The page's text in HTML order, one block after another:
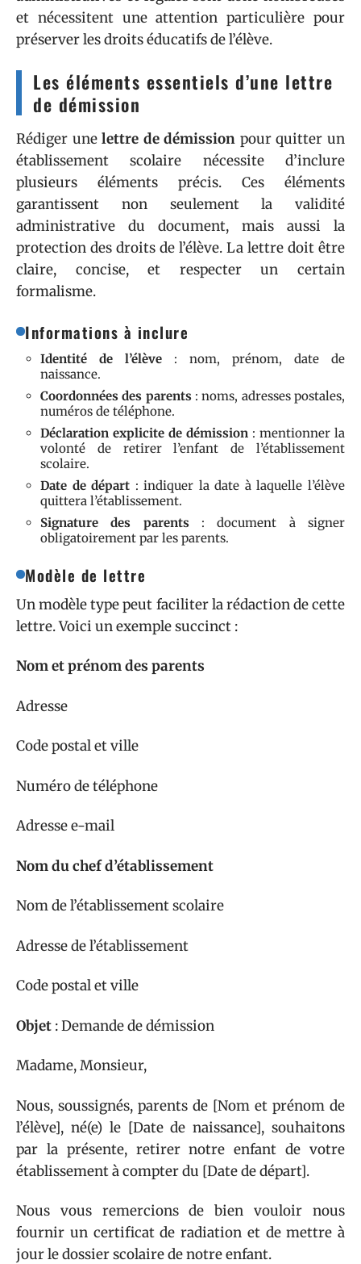
et nécessitent une attention particulière pour
préserver les droits éducatifs de l’élève.
Les éléments essentiels d’une lettre
de démission
Rédiger unelettre de démission pour quitter un
établissement scolaire nécessite d’inclure
plusieurs éléments précis. Ces éléments
garantissent non seulement la validité
administrative du document, mais aussi la
protection des droits de l’élève. La lettre doit être
claire, concise, et respecter un certain
formalisme.
Informations à inclure
Identité de l’élève : nom, prénom, date de
naissance.
Coordonnées des parents: noms, adresses postales,
numéros de téléphone.
Déclaration explicite de démission : mentionner la
volonté de retirer l’enfant de l’établissement
scolaire.
Date de départ : indiquer la date à laquelle l’élève
quittera l’établissement.
Signature des parents: document à signer
obligatoirement par les parents.
Modèle de lettre
Un modèle type peut faciliter la rédaction de cette
lettre. Voici un exemple succinct :
Nom et prénom des parents
Adresse
Code postal et ville
Numéro de téléphone
Adresse e-mail
Nom du chef d’établissement
Nom de l’établissement scolaire
Adresse de l’établissement
Code postal et ville
Objet : Demande de démission
Madame, Monsieur,
Nous, soussignés, parents de [Nom et prénom de
l’élève], né(e) le [Date de naissance], souhaitons
par la présente, retirer notre enfant de votre
établissement à compter du [Date de départ].
Nous vous remercions de bien vouloir nous
fournir un certificat de radiation et de mettre à
jour le dossier scolaire de notre enfant.